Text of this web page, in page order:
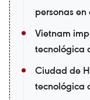
personas
Vietnam
tecnológica
Ciudad de
tecnológica